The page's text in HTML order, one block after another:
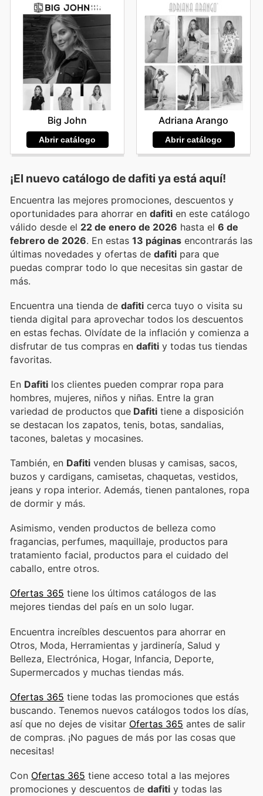
Big John
Abrir catálogo
Adriana Arango
Abrir catálogo
¡El nuevo catálogo dedafiti ya está aquí!
Encuentra las mejores promociones, descuentos y
oportunidades para ahorrar en dafiti en este catálogo
válido desde el 22 de enero de 2026 hasta el 6 de
febrero de 2026 . En estas 13 páginas encontrarás las
últimas novedades y ofertas de dafiti para que
puedas comprar todo lo que necesitas sin gastar de
más.
Encuentra una tienda de dafiti cerca tuyo o visita su
tienda digital para aprovechar todos los descuentos
en estas fechas. Olvídate de la inflación y comienza a
disfrutar de tus compras en dafiti y todas tus tiendas
favoritas.
En Dafiti los clientes pueden comprar ropa para
hombres, mujeres, niños y niñas. Entre la gran
variedad de productos que Dafiti tiene a disposición
se destacan los zapatos, tenis, botas, sandalias,
tacones, baletas y mocasines.
También, en Dafiti venden blusas y camisas, sacos,
buzos y cardigans, camisetas, chaquetas, vestidos,
jeans y ropa interior. Además, tienen pantalones, ropa
de dormir y más.
Asimismo, venden productos de belleza como
fragancias, perfumes, maquillaje, productos para
tratamiento facial, productos para el cuidado del
caballo, entre otros.
Ofertas 365 tiene los últimos catálogos de las
mejores tiendas del país en un solo lugar.
Encuentra increíbles descuentos para ahorrar en
Otros, Moda, Herramientas y jardinería, Salud y
Belleza, Electrónica, Hogar, Infancia, Deporte,
Supermercados y muchas tiendas más.
Ofertas 365 tiene todas las promociones que estás
buscando. Tenemos nuevos catálogos todos los días,
así que no dejes de visitar Ofertas 365 antes de salir
de compras. ¡No pagues de más por las cosas que
necesitas!
Con Ofertas 365 tiene acceso total a las mejores
promociones y descuentos de dafiti y todas las